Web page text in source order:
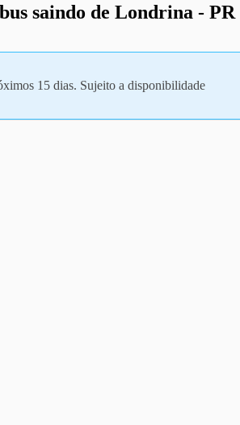
saindo de Londrina - PR
15 dias. Sujeito a disponibilidade